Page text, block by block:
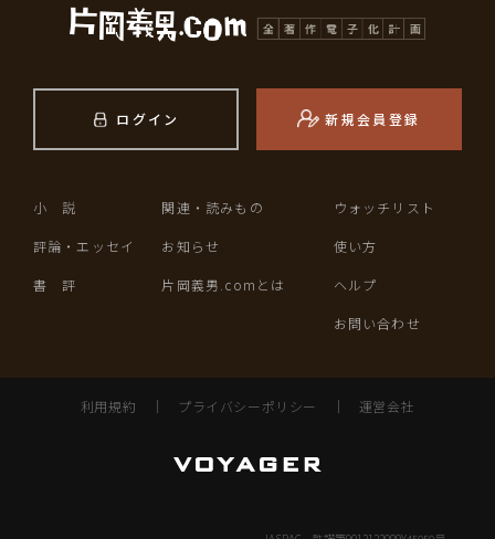
ログイン 新規会員登録
小 説
評論・エッセイ
書 評
関連・読みもの
お知らせ
片岡義男.comとは
ウォッチリスト
使い方
ヘルプ
お問い合わせ
利用規約 ｜ プライバシーポリシー ｜ 運営会社